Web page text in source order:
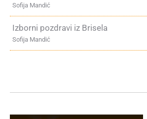
Sofija Mandić
Izborni pozdravi iz Brisela
Sofija Mandić